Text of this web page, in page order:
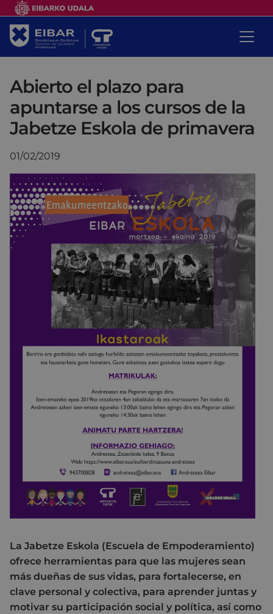
Abierto el plazo para
apuntarse a los cursos de la
Jabetze Eskola de primavera
01/02/2019
La Jabetze Eskola (Escuela de Empoderamiento)
ofrece herramientas para que las mujeres sean
más dueñas de sus vidas, para fortalecerse, en
clave personal y colectiva, para aprender juntas y
motivar su participación social y política, así como